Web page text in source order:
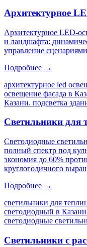
Архитектурное
Архитектурное LED-
и ландшафта:
управление
Подробнее →
архитектурное led
освещение фасада в
Казани. подсветка
Светильники для
Светодиодные
полный спектр под
экономия до 60%
круглогодичного
Подробнее →
светильники для
светодиодный в
светодиодные
Светильники с